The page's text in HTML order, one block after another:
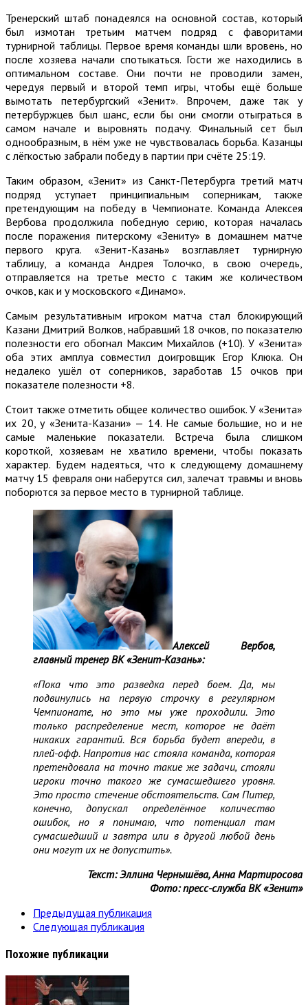
Тренерский штаб понадеялся на основной состав, который
был измотан третьим матчем подряд с фаворитами
турнирной таблицы. Первое время команды шли вровень, но
после хозяева начали спотыкаться. Гости же находились в
оптимальном составе. Они почти не проводили замен,
чередуя первый и второй темп игры, чтобы ещё больше
вымотать петербургский «Зенит». Впрочем, даже так у
петербуржцев был шанс, если бы они смогли отыграться в
самом начале и выровнять подачу. Финальный сет был
однообразным, в нём уже не чувствовалась борьба. Казанцы
с лёгкостью забрали победу в партии при счёте 25:19.
Таким образом, «Зенит» из Санкт-Петербурга третий матч
подряд уступает принципиальным соперникам, также
претендующим на победу в Чемпионате. Команда Алексея
Вербова продолжила победную серию, которая началась
после поражения питерскому «Зениту» в домашнем матче
первого круга. «Зенит-Казань» возглавляет турнирную
таблицу, а команда Андрея Толочко, в свою очередь,
отправляется на третье место с таким же количеством
очков, как и у московского «Динамо».
Самым результативным игроком матча стал блокирующий
Казани Дмитрий Волков, набравший 18 очков, по показателю
полезности его обогнал Максим Михайлов (+10). У «Зенита»
оба этих амплуа совместил доигровщик Егор Клюка. Он
недалеко ушёл от соперников, заработав 15 очков при
показателе полезности +8.
Стоит также отметить общее количество ошибок. У «Зенита»
их 20, у «Зенита-Казани» — 14. Не самые большие, но и не
самые маленькие показатели. Встреча была слишком
короткой, хозяевам не хватило времени, чтобы показать
характер. Будем надеяться, что к следующему домашнему
матчу 15 февраля они наберутся сил, залечат травмы и вновь
поборются за первое место в турнирной таблице.
Алексей Вербов,
главный тренер ВК «Зенит-Казань»:
«Пока что это разведка перед боем. Да, мы
подвинулись на первую строчку в регулярном
Чемпионате, но это мы уже проходили. Это
только распределение мест, которое не даёт
никаких гарантий. Вся борьба будет впереди, в
плей-офф. Напротив нас стояла команда, которая
претендовала на точно такие же задачи, стояли
игроки точно такого же сумасшедшего уровня.
Это просто стечение обстоятельств. Сам Питер,
конечно, допускал определённое количество
ошибок, но я понимаю, что потенциал там
сумасшедший и завтра или в другой любой день
они могут их не допустить».
Текст: Эллина Чернышёва, Анна Мартиросова
Фото: пресс-служба ВК «Зенит»
Предыдущая публикация
Следующая публикация
Похожие публикации